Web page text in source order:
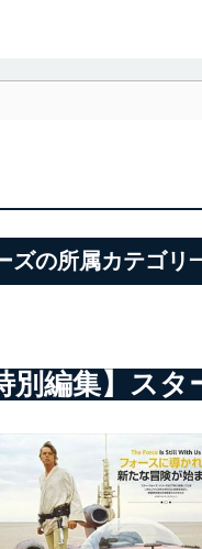
利用目的を明確にし、
。
ユーザーアカウント制御
います。
ズの所属カテゴリ
別編集】ス